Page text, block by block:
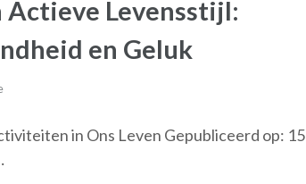
Actieve Levensstijl:
en Geluk
in Ons Leven Gepubliceerd op: 15